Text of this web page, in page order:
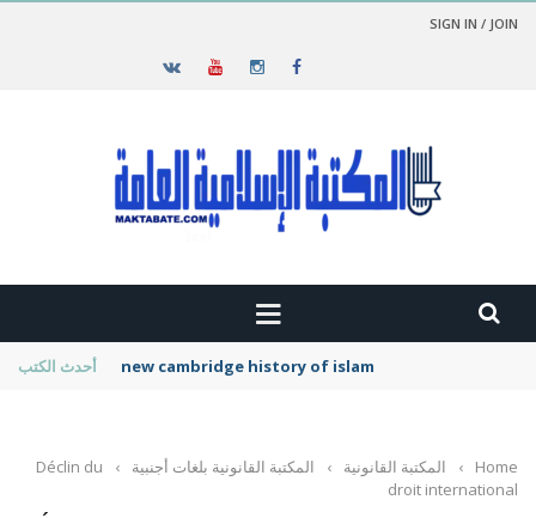
SIGN IN / JOIN
أحدث الكتب new cambridge history of islam
Home
› المكتبة القانونية › المكتبة القانونية بلغات أجنبية ›
Déclin du
droit international